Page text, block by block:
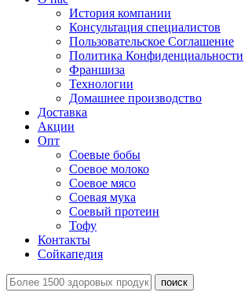
История компании
Консультация специалистов
Пользовательское Соглашение
Политика Конфиденциальности
Франшиза
Технологии
Домашнее производство
Доставка
Акции
Опт
Соевые бобы
Соевое молоко
Соевое мясо
Соевая мука
Соевый протеин
Тофу
Контакты
Сойкапедия
поиск